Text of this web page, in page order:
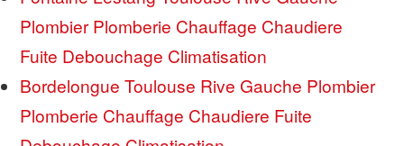
Plombier Plomberie Chauffage Chaudiere
Fuite Debouchage Climatisation
Bordelongue Toulouse Rive Gauche Plombier
Plomberie Chauffage Chaudiere Fuite